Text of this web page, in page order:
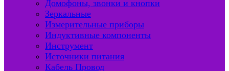
Домофоны, звонки и кнопки
Зеркальные
Измерительные приборы
Индуктивные компоненты
Инструмент
Источники питания
Кабель Провод